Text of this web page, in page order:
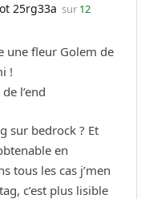
25rg33a sur 12
une fleur Golem de
!
l’end
sur bedrock ? Et
en
tous les cas j’men
c’est plus lisible